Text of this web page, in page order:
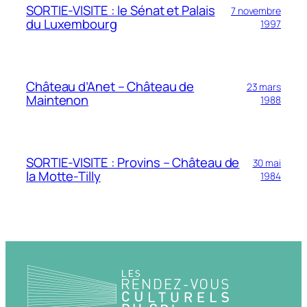
SORTIE-VISITE : le Sénat et Palais
du Luxembourg
7 novembre
1997
Château d’Anet – Château de
Maintenon
23 mars
1988
SORTIE-VISITE : Provins – Château de
la Motte-Tilly
30 mai
1984